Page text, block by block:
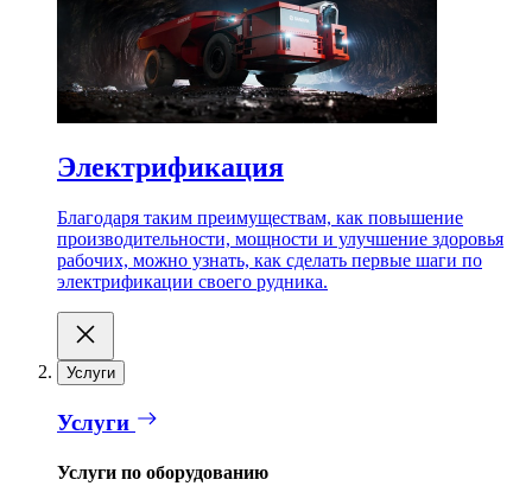
Электрификация
Благодаря таким преимуществам, как повышение
производительности, мощности и улучшение здоровья
рабочих, можно узнать, как сделать первые шаги по
электрификации своего рудника.
Услуги
Услуги
Услуги по оборудованию